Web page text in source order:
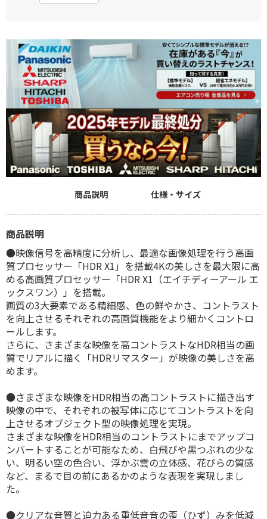
商品説明 仕様・サイズ
商品説明
●映像信号を高精度に分析し、最適な画像処理を行う高画
質プロセッサー「HDR X1」を搭載4Kの美しさを最大限に高
める高画質プロセッサー「HDR X1（エイチディーアール エ
ックスワン）」を搭載。
画質の3大要素である精細感、色の鮮やかさ、コントラスト
を向上させるそれぞれの高画質機能をより細かくコントロ
ールします。
さらに、さまざまな映像を高コントラストなHDR相当の画
質でリアルに描く「HDRリマスター」が映像の美しさを高
めます。
●さまざまな映像をHDR相当の高コントラストに描き出す
映像の中で、それぞれの被写体に応じてコントラストを向
上させるオブジェクト型の映像処理を実現。
さまざまな映像をHDR相当のコントラストにまでアップコ
ンバートすることが可能なため、白飛びや黒つぶれの少な
い、明るい空の色合い、浮かぶ雲の立体感、花びらの質感
など、まるで目の前にあるかのような表現を実現しまし
た。
●クリアな音質と迫力ある重低音音の歪（ひず）みを低減